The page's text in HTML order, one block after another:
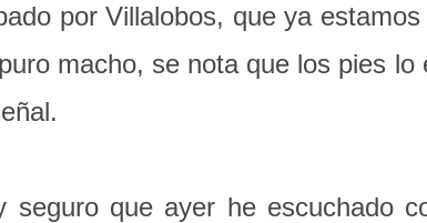
por Villalobos, que ya
macho, se nota que los pies
que ayer he escuchado